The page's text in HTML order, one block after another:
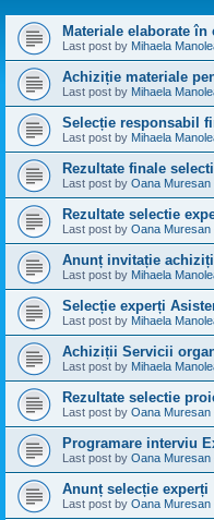
Materiale elaborate
Last post by Mihaela
Achiziție materiale
Last post by Mihaela
Selecție responsabil
Last post by Mihaela
Rezultate finale
Last post by Oana Muresan
Rezultate selectie
Last post by Oana Muresan
Anunț invitație
Last post by Mihaela
Selecție experți
Last post by Mihaela
Achiziții Servicii
Last post by Mihaela
Rezultate selectie
Last post by Oana Muresan
Programare interviu
Last post by Oana Muresan
Anunț selecție experți
Last post by Oana Muresan